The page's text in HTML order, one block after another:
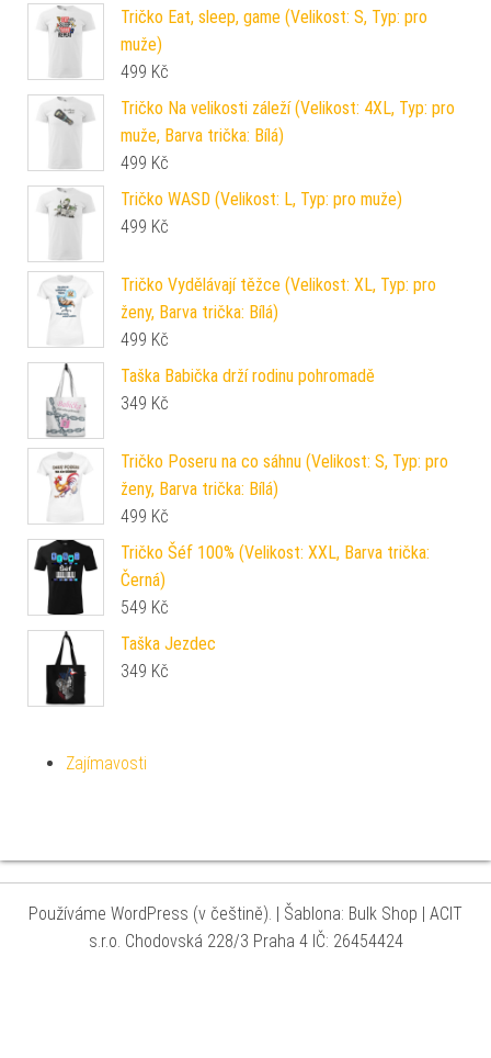
Tričko Eat, sleep, game (Velikost: S, Typ: pro
muže)
499 Kč
Tričko Na velikosti záleží (Velikost: 4XL, Typ: pro
muže, Barva trička: Bílá)
499 Kč
Tričko WASD (Velikost: L, Typ: pro muže)
499 Kč
Tričko Vydělávají těžce (Velikost: XL, Typ: pro
ženy, Barva trička: Bílá)
499 Kč
Taška Babička drží rodinu pohromadě
349 Kč
Tričko Poseru na co sáhnu (Velikost: S, Typ: pro
ženy, Barva trička: Bílá)
499 Kč
Tričko Šéf 100% (Velikost: XXL, Barva trička:
Černá)
549 Kč
Taška Jezdec
349 Kč
Zajímavosti
Používáme WordPress (v češtině). | Šablona: Bulk Shop | ACIT
s.r.o. Chodovská 228/3 Praha 4 IČ: 26454424